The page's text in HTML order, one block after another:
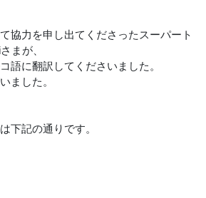
協力を申し出てくださったスーパート
まが、
語に翻訳してくださいました。
ました。
下記の通りです。